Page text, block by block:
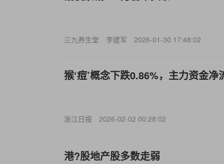
三九养生堂 李建军 2026-01-30 17:48:02
猴‘痘’概念下跌0.86%，主力资金净
浙江日报 2026-02-02 00:28:02
港?股地产股多数走弱